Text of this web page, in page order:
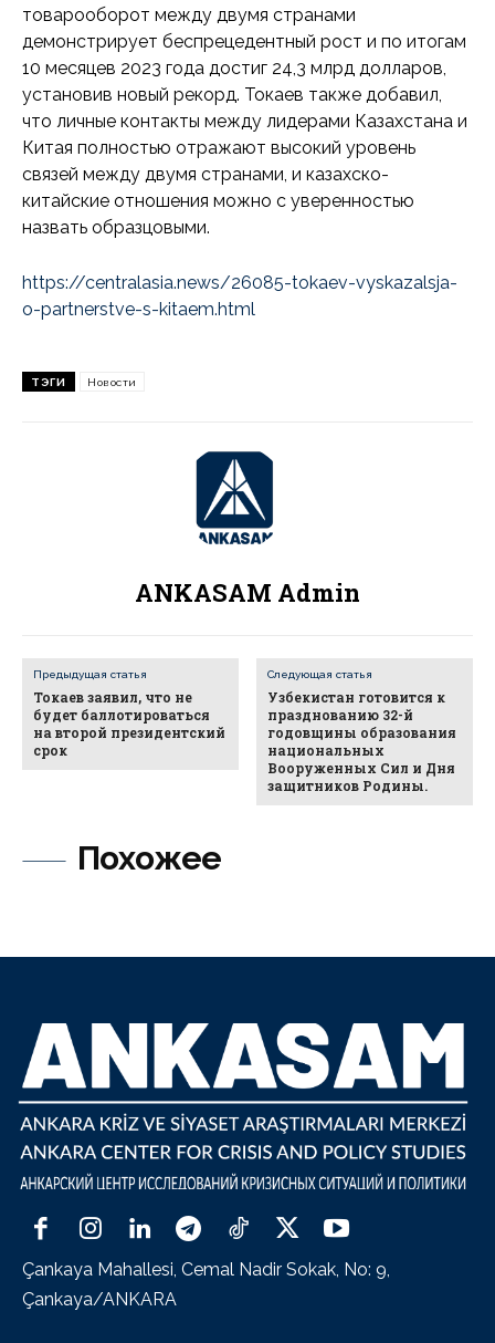
Похожее
товарооборот между двумя странами
демонстрирует беспрецедентный рост и по итогам
10 месяцев 2023 года достиг 24,3 млрд долларов,
установив новый рекорд. Токаев также добавил,
что личные контакты между лидерами Казахстана и
Китая полностью отражают высокий уровень
связей между двумя странами, и казахско-
китайские отношения можно с уверенностью
назвать образцовыми.
https://centralasia.news/26085-tokaev-vyskazalsja-
o-partnerstve-s-kitaem.html
ТЭГИ Новости
ANKASAM Admin
Предыдущая статья
Токаев заявил, что не
будет баллотироваться
на второй президентский
срок
Следующая статья
Узбекистан готовится к
празднованию 32-й
годовщины образования
национальных
Вооруженных Сил и Дня
защитников Родины.
Çankaya Mahallesi, Cemal Nadir Sokak, No: 9,
Çankaya/ANKARA